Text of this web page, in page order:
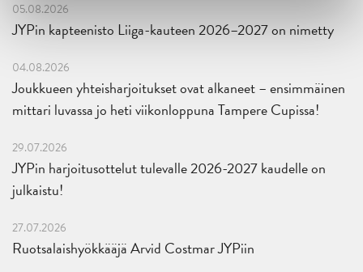
05.08.2026
JYPin kapteenisto Liiga-kauteen 2026–2027 on nimetty
04.08.2026
Joukkueen yhteisharjoitukset ovat alkaneet – ensimmäinen
mittari luvassa jo heti viikonloppuna Tampere Cupissa!
29.07.2026
JYPin harjoitusottelut tulevalle 2026-2027 kaudelle on
julkaistu!
27.07.2026
Ruotsalaishyökkääjä Arvid Costmar JYPiin